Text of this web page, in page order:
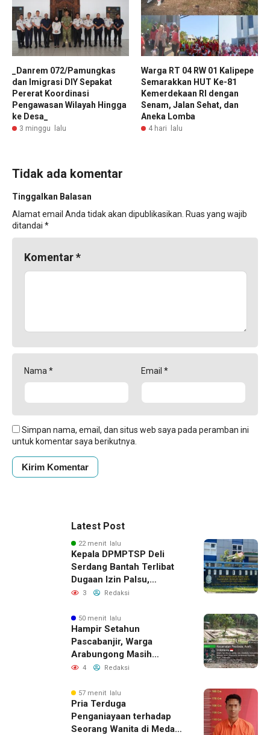
_Danrem 072/Pamungkas
dan Imigrasi DIY Sepakat
Pererat Koordinasi
Pengawasan Wilayah Hingga
ke Desa_
3 minggu lalu
Warga RT 04 RW 01 Kalipepe
Semarakkan HUT Ke-81
Kemerdekaan RI dengan
Senam, Jalan Sehat, dan
Aneka Lomba
4 hari lalu
Tidak ada komentar
Tinggalkan Balasan
Alamat email Anda tidak akan dipublikasikan. Ruas yang wajib
ditandai *
Komentar*
Nama * Email *
Simpan nama, email, dan situs web saya pada peramban ini
untuk komentar saya berikutnya.
Latest Post
22 menit lalu
Kepala DPMPTSP Deli
Serdang Bantah Terlibat
Dugaan Izin Palsu,
Tegaskan Proses
Jalur Resmi
3 Redaksi
50 menit lalu
Hampir Setahun
Pascabanjir, Warga
Arabungong Masih
Menunggu Bantuan
4 Redaksi
57 menit lalu
Pria Terduga
Penganiayaan terhadap
Seorang Wanita di Medan